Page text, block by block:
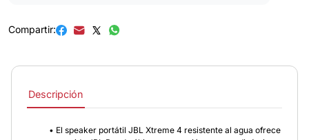
Compartir:
Descripción
• El speaker portátil JBL Xtreme 4 resistente al agua ofrece